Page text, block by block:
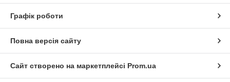
Графік роботи
Повна версія сайту
Сайт створено на маркетплейсі Prom.ua